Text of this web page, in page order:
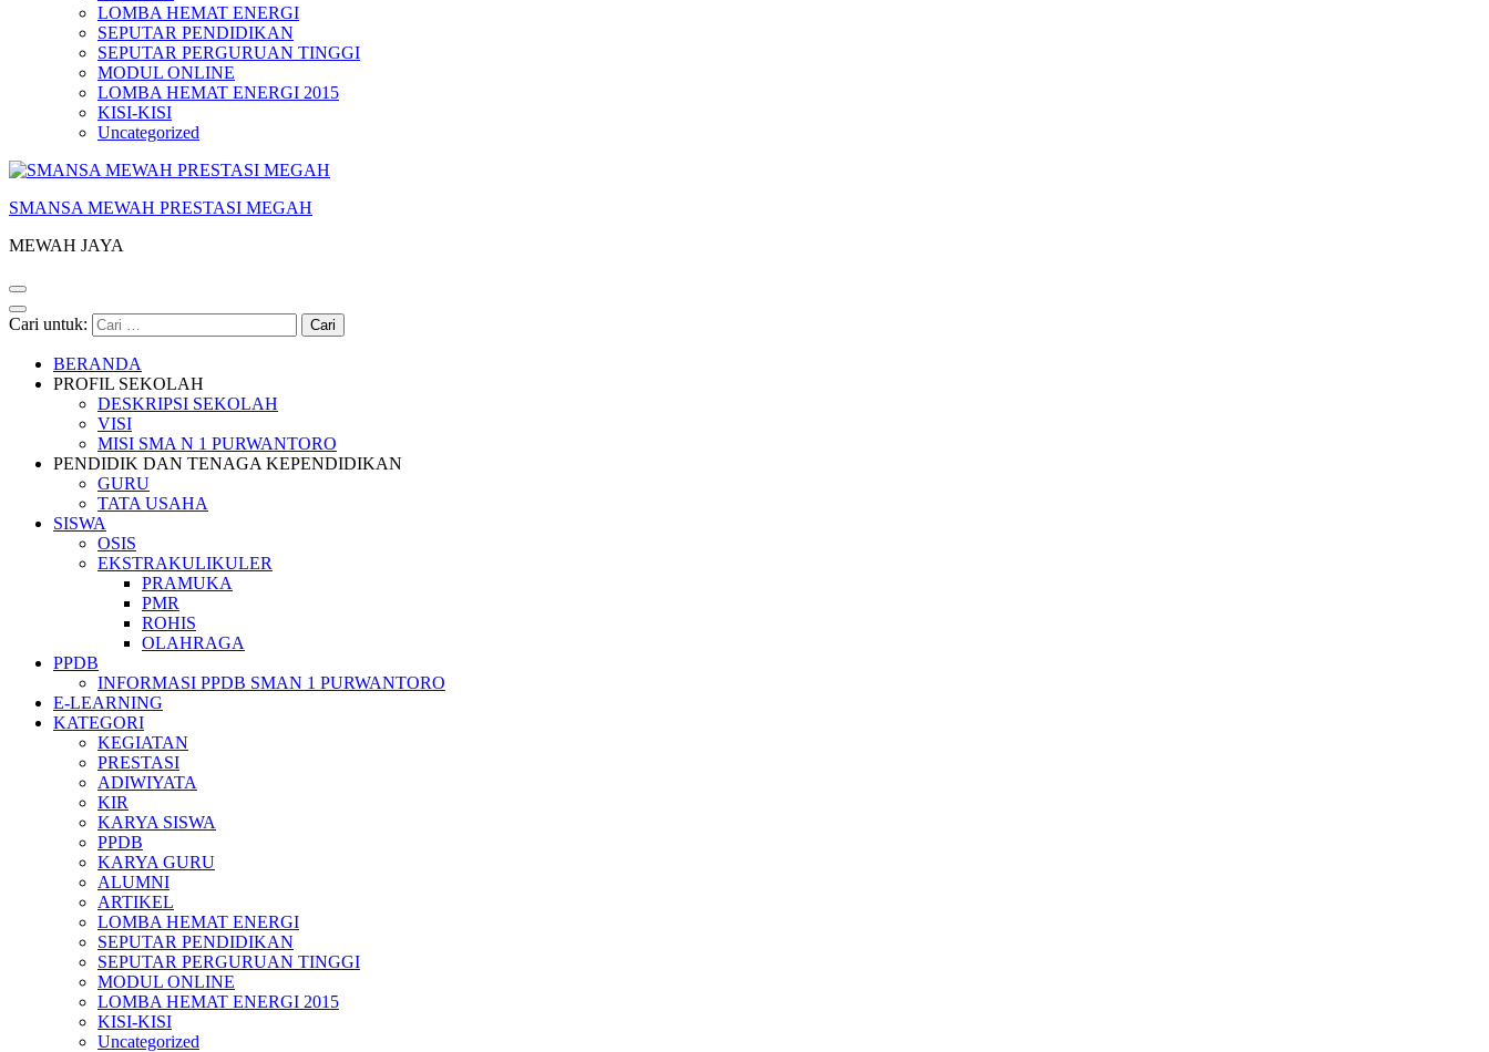
LOMBA HEMAT ENERGI
SEPUTAR PENDIDIKAN
SEPUTAR PERGURUAN TINGGI
MODUL ONLINE
LOMBA HEMAT ENERGI 2015
KISI-KISI
Uncategorized
SMANSA MEWAH PRESTASI MEGAH
MEWAH JAYA
Cari untuk:
BERANDA
PROFIL SEKOLAH
DESKRIPSI SEKOLAH
VISI
MISI SMA N 1 PURWANTORO
PENDIDIK DAN TENAGA KEPENDIDIKAN
GURU
TATA USAHA
SISWA
OSIS
EKSTRAKULIKULER
PRAMUKA
PMR
ROHIS
OLAHRAGA
PPDB
INFORMASI PPDB SMAN 1 PURWANTORO
E-LEARNING
KATEGORI
KEGIATAN
PRESTASI
ADIWIYATA
KIR
KARYA SISWA
PPDB
KARYA GURU
ALUMNI
ARTIKEL
LOMBA HEMAT ENERGI
SEPUTAR PENDIDIKAN
SEPUTAR PERGURUAN TINGGI
MODUL ONLINE
LOMBA HEMAT ENERGI 2015
KISI-KISI
Uncategorized